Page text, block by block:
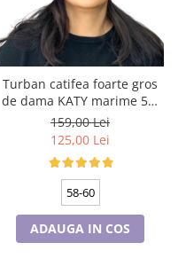
Turban catifea foarte gros
de dama KATY marime 58-
60, captuseala polar,
culoare verde emerald
159,00 Lei
125,00 Lei
58-60
ADAUGA IN COS